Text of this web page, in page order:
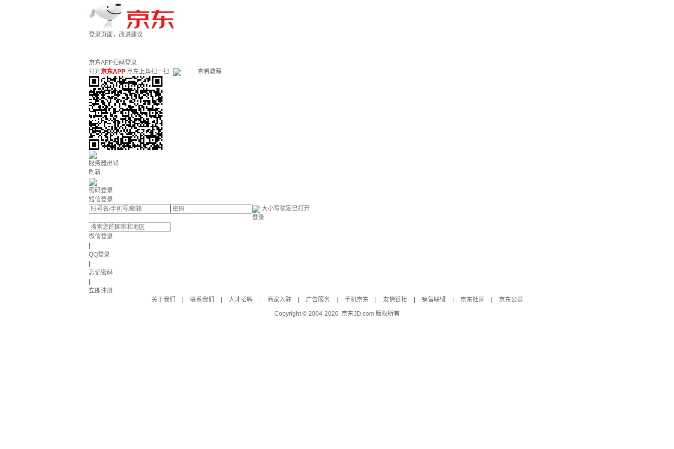
登录页面，改进建议
京东APP扫码登录
打开京东APP 点左上角扫一扫 查看教程
服务器出错
刷新
密码登录
短信登录
大小写锁定已打开
登录
微信登录
QQ登录
忘记密码
立即注册
关于我们
联系我们 人才招聘 商家入驻 广告服务 手机京东 友情链接 销售联盟 京东社区
京东公益
Copyright © 2004-2026 京东JD.com 版权所有